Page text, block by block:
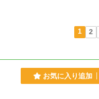
1 2
お気に入り追加